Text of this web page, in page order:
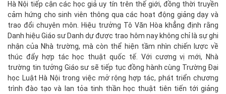
Hà Nội tiếp cận các học giả uy tín trên thế giới, đồng thời truyền
cảm hứng cho sinh viên thông qua các hoạt động giảng dạy và
trao đổi chuyên môn. Hiệu trưởng Tô Văn Hòa khẳng định rằng
Danh hiệu Giáo sư Danh dự được trao hôm nay không chỉ là sự ghi
nhận của Nhà trường, mà còn thể hiện tầm nhìn chiến lược về
thúc đẩy hợp tác học thuật quốc tế. Với cương vị mới, Nhà
trường tin tưởng Giáo sư sẽ tiếp tục đồng hành cùng Trường Đại
học Luật Hà Nội trong việc mở rộng hợp tác, phát triển chương
trình đào tạo và lan tỏa tinh thần học thuật tiên tiến tới giảng